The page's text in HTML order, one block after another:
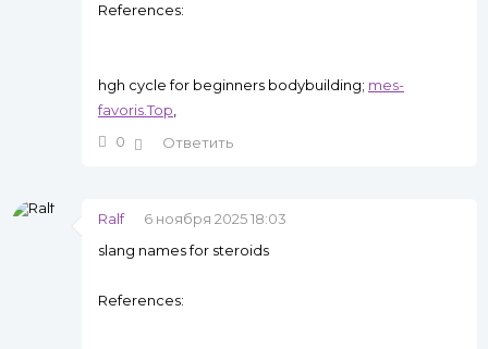
References:
hgh cycle for beginners bodybuilding; mes-
favoris.Top
0
Ответить
Ralf
6 ноября 2025 18:03
slang names for steroids
References: